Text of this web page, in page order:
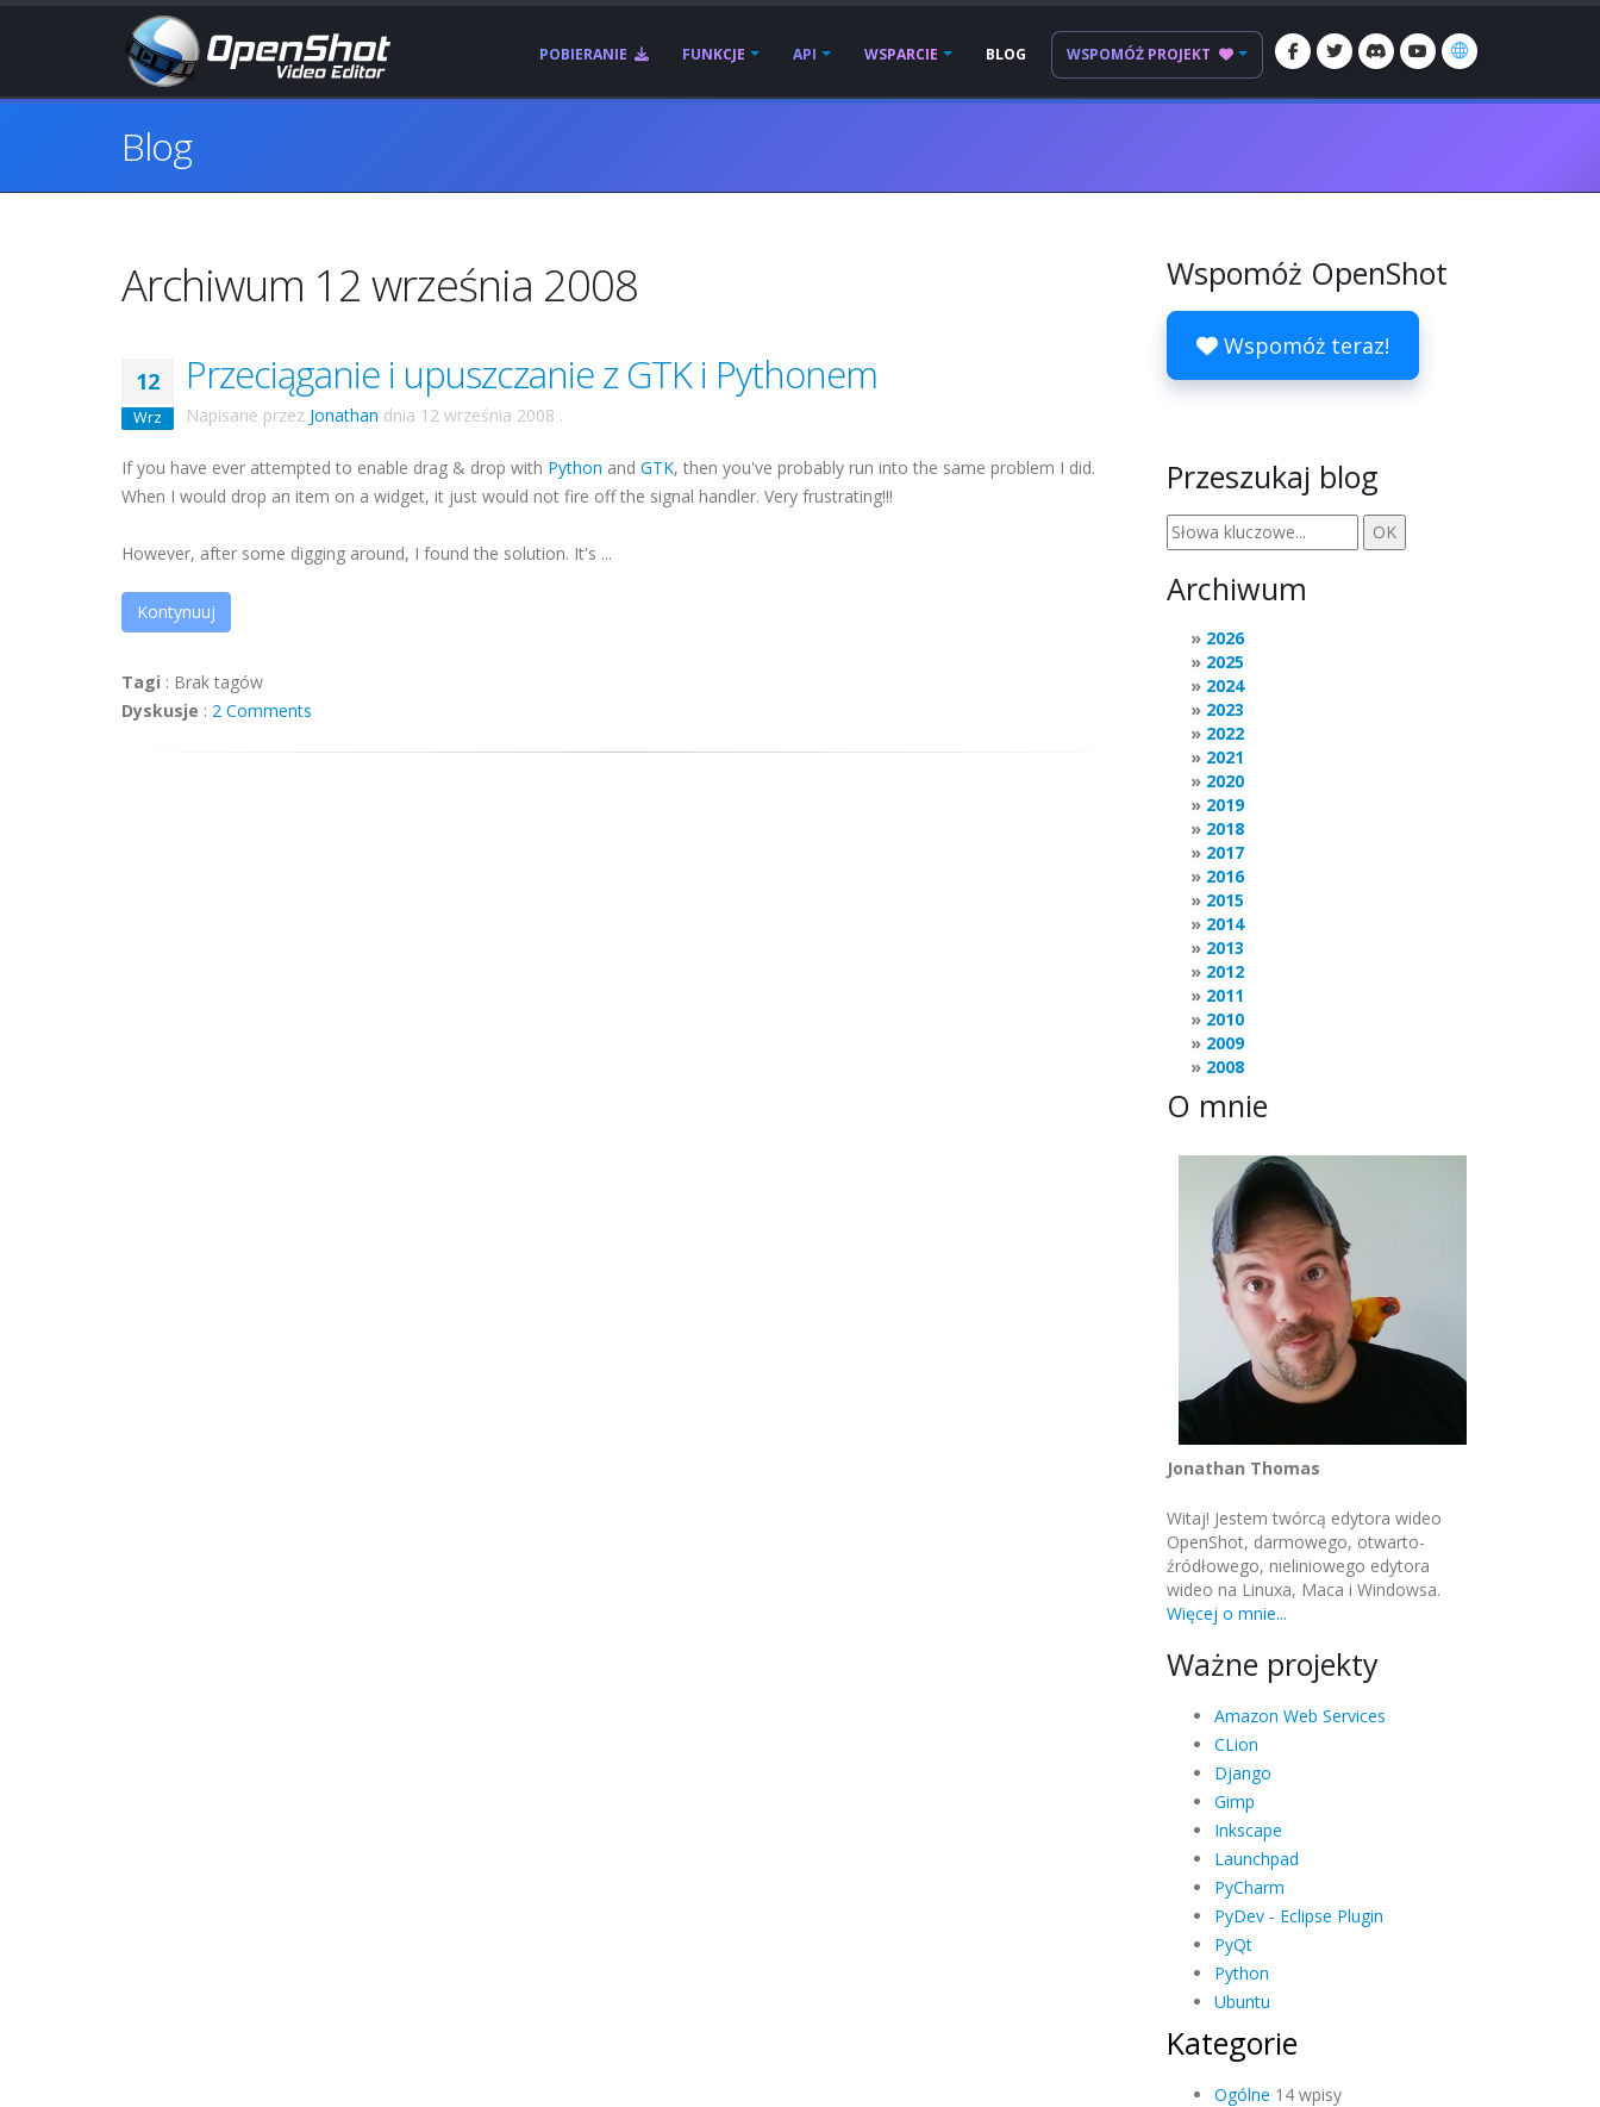
POBIERANIE FUNKCJE API WSPARCIE BLOG WSPOMÓŻ PROJEKT
Blog
Archiwum 12 września 2008
12
Wrz
Przeciąganie i upuszczanie z GTK i Pythonem
Napisane przez Jonathan dnia 12 września 2008 .
If you have ever attempted to enable drag & drop with Python and GTK, then you've probably run into the same problem I did.
When I would drop an item on a widget, it just would not fire off the signal handler. Very frustrating!!!
However, after some digging around, I found the solution. It's ...
Kontynuuj
Tagi : Brak tagów
Dyskusje : 2 Comments
Wspomóż OpenShot
Wspomóż teraz!
Przeszukaj blog
Archiwum
2026
2025
2024
2023
2022
2021
2020
2019
2018
2017
2016
2015
2014
2013
2012
2011
2010
2009
2008
O mnie
Jonathan Thomas
Witaj! Jestem twórcą edytora wideo
OpenShot, darmowego, otwarto-
źródłowego, nieliniowego edytora
wideo na Linuxa, Maca i Windowsa.
Więcej o mnie...
Ważne projekty
Amazon Web Services
CLion
Django
Gimp
Inkscape
Launchpad
PyCharm
PyDev - Eclipse Plugin
PyQt
Python
Ubuntu
Kategorie
Ogólne 14 wpisy